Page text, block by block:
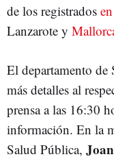
de los registrados
Lanzarote y
El departamento de
más detalles al
prensa a las 16:30
información. En la
Salud Pública,